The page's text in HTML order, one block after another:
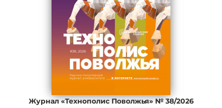
Журнал «Технополис Поволжья» № 38/2026